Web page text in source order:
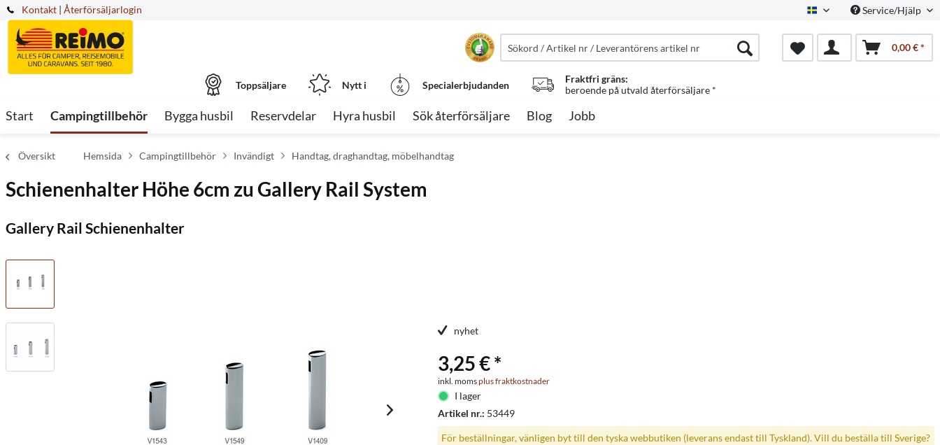
Kontakt Swedish Service/Hjälp
| Återförsäljarlogin
0,00 € *
Toppsäljare Nytt i Specialerbjudanden
Fraktfri gräns:
beroende på utvald återförsäljare *
Start Campingtillbehör Bygga husbil Reservdelar Hyra husbil Sök återförsäljare Blog Jobb
Översikt Hemsida Campingtillbehör Invändigt Handtag, draghandtag, möbelhandtag
Schienenhalter Höhe 6cm zu Gallery Rail System
Gallery Rail Schienenhalter
nyhet
3,25 € *
inkl. momsplus fraktkostnader
I lager
Artikel nr.: 53449
För beställningar, vänligen byt till den tyska webbutiken (leverans endast till Tyskland). Vill du beställa till Sverige?